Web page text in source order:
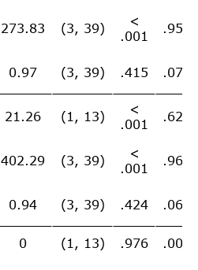
273.83 (3, 39)
<
.001
.955
0.97 (3, 39) .415 .070
21.26 (1, 13)
<
.001
.621
402.29 (3, 39)
<
.001
.969
0.94 (3, 39) .424 .068
0 (1, 13) .976 .000